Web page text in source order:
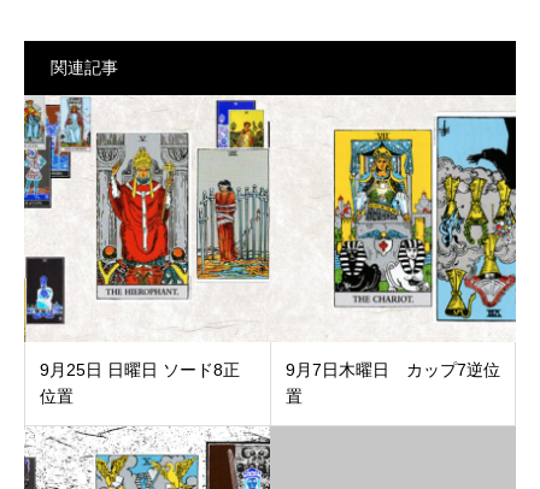
関連記事
9月25日 日曜日 ソード8正
位置
9月7日木曜日 カップ7逆位
置